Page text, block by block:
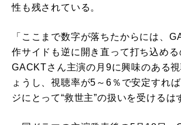
性も残されている。
「ここまで数字が落ちたからには、
作サイドも逆に開き直って打ち込める
GACKTさん主演の月9に興味のある
ょうし、視聴率が5～6％で安定すれ
ジにとって“救世主”の扱いを受けるは